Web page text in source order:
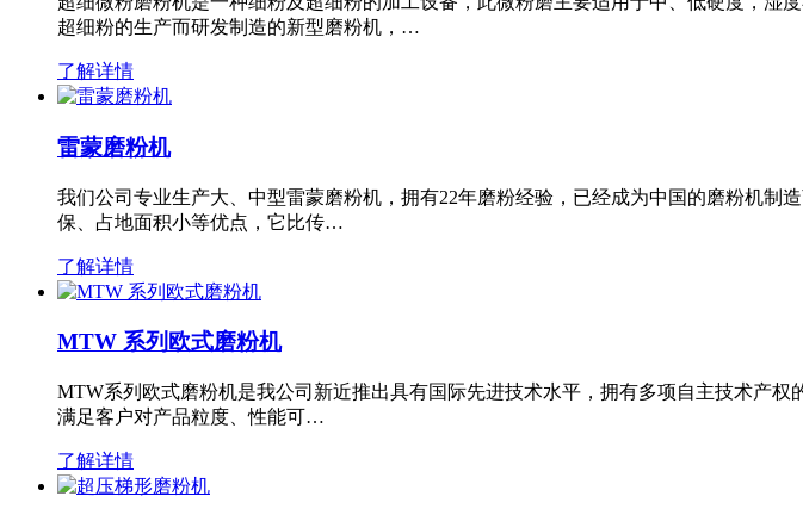
超细粉的生产而研发制造的新型磨粉机，…
了解详情
雷蒙磨粉机
我们公司专业生产大、中型雷蒙磨粉机，拥有22年磨粉经验，已经成为中国的磨粉机
保、占地面积小等优点，它比传…
了解详情
MTW 系列欧式磨粉机
MTW系列欧式磨粉机是我公司新近推出具有国际先进技术水平，拥有多项自主技术产
满足客户对产品粒度、性能可…
了解详情